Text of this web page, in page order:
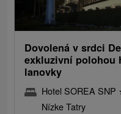
Dovolená v srdci
exkluzivní polohou
lanovky
Hotel SOREA SNP
Nízke Tatry